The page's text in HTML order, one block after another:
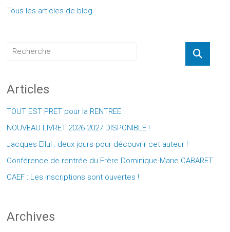
Tous les articles de blog
Articles
TOUT EST PRET pour la RENTREE !
NOUVEAU LIVRET 2026-2027 DISPONIBLE !
Jacques Ellul : deux jours pour découvrir cet auteur !
Conférence de rentrée du Frère Dominique-Marie CABARET
CAEF : Les inscriptions sont ouvertes !
Archives